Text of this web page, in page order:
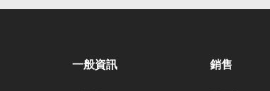
一般資訊 銷售